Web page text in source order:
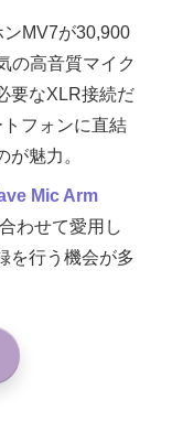
MV7が30,900
の高音質マイク
要なXLR接続だ
フォンに直結
魅力。
Mic Arm
わせて愛用し
を行う機会が多